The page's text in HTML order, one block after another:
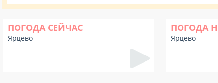
ПОГОДА СЕЙЧАС
Ярцево
ПОГОДА
Ярцево